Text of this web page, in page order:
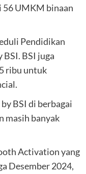
56 UMKM binaan
Pendidikan
BSI juga
ribu untuk
BSI di berbagai
masih banyak
Activation yang
Desember 2024,